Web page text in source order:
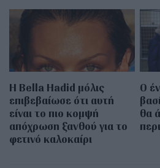
Η Bella Hadid μόλις
επιβεβαίωσε ότι αυτή
είναι το πιο κομψή
απόχρωση ξανθού για το
φετινό καλοκαίρι
Ο
θα